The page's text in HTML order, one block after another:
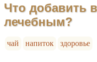
Что добавить
лечебным?
чай напиток здоровье